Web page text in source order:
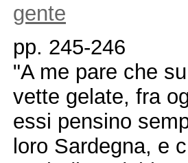
gente
pp. 245-246
"A me pare che
vette gelate, fra
essi pensino
loro Sardegna, e